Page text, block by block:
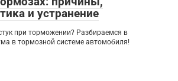
и устранение
при торможении? Разбираемся в
в тормозной системе автомобиля!